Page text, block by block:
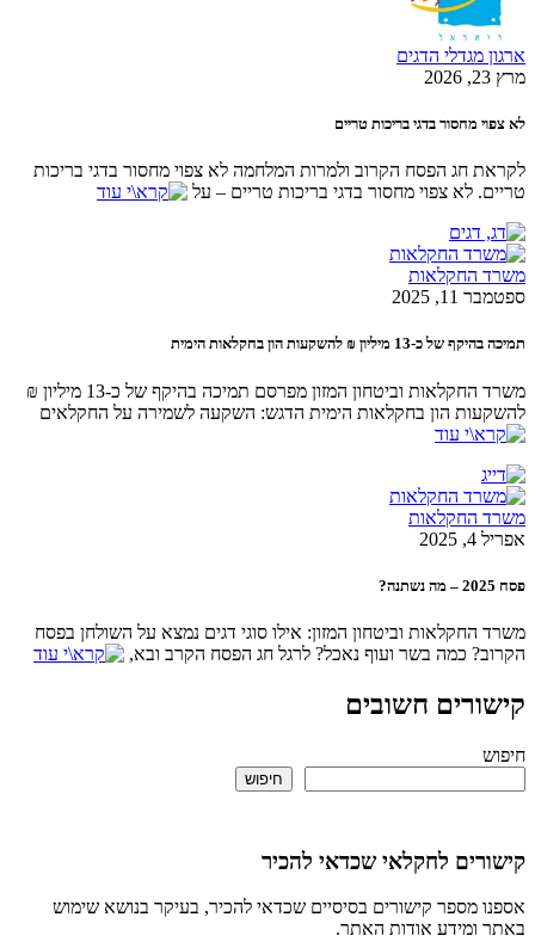
הדגים
מחסור בדגי בריכות טריים
חג הפסח הקרוב ולמרות המלחמה לא צפוי מחסור בדגי בריכות
לא צפוי מחסור בדגי בריכות טריים – על
2025
₪ להשקעות הון בחקלאות הימית
משרד החקלאות וביטחון המזון מפרסם תמיכה בהיקף של כ-13 מיליון ₪
הון בחקלאות הימית הדגש: השקעה לשמירה על החקלאים
וביטחון המזון: אילו סוגי דגים נמצא על השולחן בפסח
כמה בשר ועוף נאכל? לרגל חג הפסח הקרב ובא,
חשובים
לחקלאי שכדאי להכיר
מספר קישורים בסיסיים שכדאי להכיר, בעיקר בנושא שימוש
אודות האתר.